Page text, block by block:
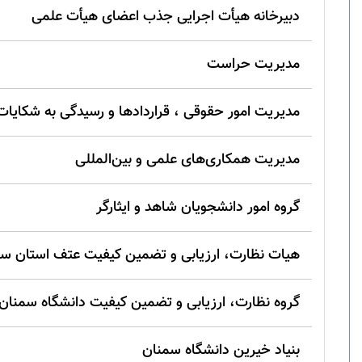
دبیرخانه هیأت اجرایی جذب اعضای هیأت علمی
مدیریت حراست
مدیریت امور حقوقی ، قراردادها و رسیدگی به
مدیریت همکاری‌های علمی و بین‌المللی
گروه امور دانشجویان شاهد و ایثارگر
هیات نظارت، ارزیابی و تضمین کیفیت عتف استان
گروه نظارت، ارزیابی و تضمین کیفیت دانشگاه
بنياد خيرين دانشگاه سمنان